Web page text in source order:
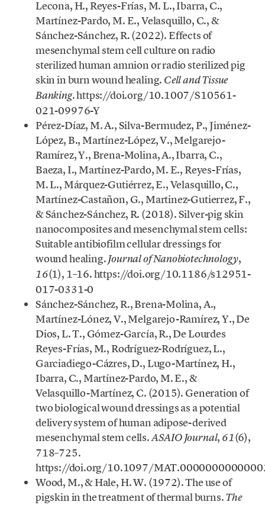
Lecona, H., Reyes-Frías, M. L., Ibarra, C.,
Martínez-Pardo, M. E., Velasquillo, C., &
Sánchez-Sánchez, R. (2022). Effects of
mesenchymal stem cell culture on radio
sterilized human amnion or radio sterilized pig
skin in burn wound healing. Cell and Tissue
Banking. https://doi.org/10.1007/S10561-
021-09976-Y
Pérez-Díaz, M. A., Silva-Bermudez, P., Jiménez-
López, B., Martínez-López, V., Melgarejo-
Ramírez, Y., Brena-Molina, A., Ibarra, C.,
Baeza, I., Martínez-Pardo, M. E., Reyes-Frías,
M. L., Márquez-Gutiérrez, E., Velasquillo, C.,
Martínez-Castañon, G., Martinez-Gutierrez, F.,
& Sánchez-Sánchez, R. (2018). Silver-pig skin
nanocomposites and mesenchymal stem cells:
Suitable antibiofilm cellular dressings for
wound healing.Journal of Nanobiotechnology,
16(1), 1–16. https://doi.org/10.1186/s12951-
017-0331-0
Sánchez-Sánchez, R., Brena-Molina, A.,
Martínez-Lónez, V., Melgarejo-Ramírez, Y., De
Dios, L. T., Gómez-García, R., De Lourdes
Reyes-Frías, M., Rodríguez-Rodríguez, L.,
Garciadiego-Cázres, D., Lugo-Martínez, H.,
Ibarra, C., Martínez-Pardo, M. E., &
Velasquillo-Martínez, C. (2015). Generation of
two biological wound dressings as a potential
delivery system of human adipose-derived
mesenchymal stem cells.ASAIO Journal, 61(6),
718–725.
https://doi.org/10.1097/
Wood, M., & Hale, H. W. (1972). The use of
pigskin in the treatment of thermal burns.The